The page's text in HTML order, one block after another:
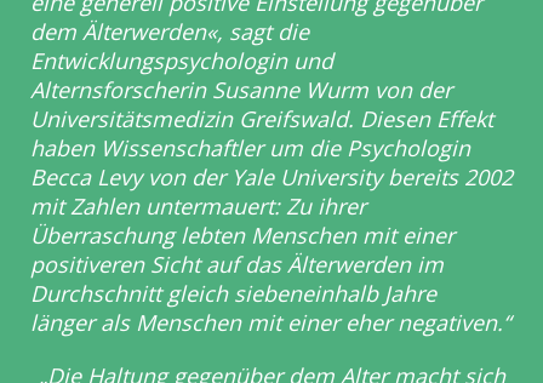
dem Älterwerden«, sagt die
Entwicklungspsychologin und
Alternsforscherin Susanne Wurm von der
Universitätsmedizin Greifswald. Diesen Effekt
haben Wissenschaftler um die Psychologin
Becca Levy von der Yale University bereits 2002
mit Zahlen untermauert: Zu ihrer
Überraschung lebten Menschen mit einer
positiveren Sicht auf das Älterwerden im
Durchschnitt gleich siebeneinhalb Jahre
länger als Menschen mit einer eher negativen.“
„Die Haltung gegenüber dem Alter macht sich